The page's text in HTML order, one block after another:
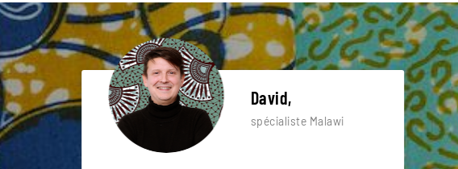
David,
spécialiste Malawi